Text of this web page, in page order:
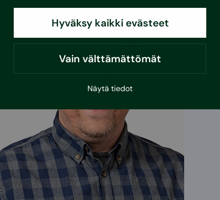
Hyväksy kaikki evästeet
Vain välttämättömät
Näytä tiedot